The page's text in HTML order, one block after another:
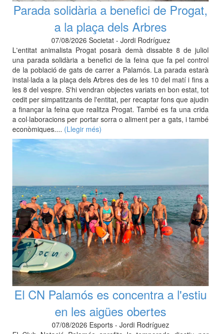
Parada solidària a benefici de Progat,
a la plaça dels Arbres
07/08/2026 Societat - Jordi Rodríguez
L'entitat animalista Progat posarà demà dissabte 8 de juliol
una parada solidària a benefici de la feina que fa pel control
de la població de gats de carrer a Palamós. La parada estarà
instal·lada a la plaça dels Arbres des de les 10 del matí i fins a
les 8 del vespre. S'hi vendran objectes variats en bon estat, tot
cedit per simpatitzants de l'entitat, per recaptar fons que ajudin
a finançar la feina que realitza Progat. També es fa una crida
a col·laboracions per portar sorra o aliment per a gats, i també
econòmiques.... (Llegir més)
El CN Palamós es concentra a l'estiu
en les aigües obertes
07/08/2026 Esports - Jordi Rodríguez